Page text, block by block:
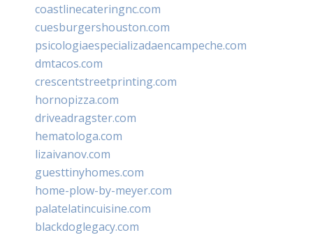
coastlinecateringnc.com
cuesburgershouston.com
psicologiaespecializadaencampeche.com
dmtacos.com
crescentstreetprinting.com
hornopizza.com
driveadragster.com
hematologa.com
lizaivanov.com
guesttinyhomes.com
home-plow-by-meyer.com
palatelatincuisine.com
blackdoglegacy.com